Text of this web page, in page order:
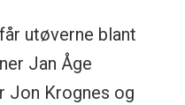
utøverne blant
Jan Åge
Jon Krognes og